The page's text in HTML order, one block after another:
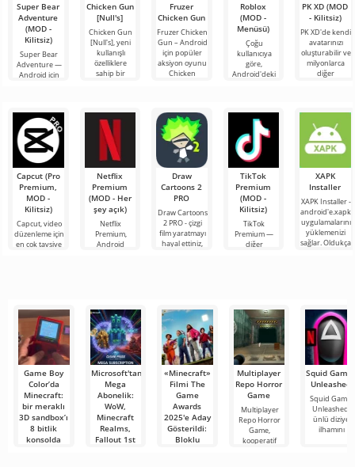
Super Bear
Adventure
(MOD -
Kilitsiz)
Super Bear
Adventure —
Android için
heyecan verici
3D
Chicken Gun
[Null's]
Chicken Gun
[Null's], yeni
kullanışlı
özelliklere
sahip bir
farklı
Fruzer
Chicken Gun
Fruzer Chicken
Gun – Android
için popüler
aksiyon oyunu
Chicken
Roblox
(MOD -
Menüsü)
Çoğu
kullanıcıya
göre,
Android'deki
proje, sınırsız
olanaklarıyla
PK XD (MOD
- Kilitsiz)
PK XD'de kendi
avatarınızı
oluşturabilir ve
milyonlarca
diğer
Capcut (Pro
Premium,
MOD -
Kilitsiz)
Capcut, video
düzenleme için
en çok tavsiye
Netflix
Premium
(MOD - Her
şey açık)
Netflix
Premium,
Android
Draw
Cartoons 2
PRO
Draw Cartoons
2 PRO - çizgi
film yaratmayı
hayal ettiniz,
TikTok
Premium
(MOD -
Kilitsiz)
TikTok
Premium —
diğer
sağlayan
XAPK
Installer
XAPK Installer -
android'e.xapk
uygulamalarını
yüklemenizi
sağlar. Oldukça
Game Boy
Color’da
Minecraft:
bir meraklı
3D sandbox’ı
8 bitlik
konsolda
Microsoft'tan
Mega
Abonelik:
WoW,
Minecraft
Realms,
Fallout 1st
«Minecraft»
Filmi The
Game
Awards
2025'e Aday
Gösterildi:
Bloklu
Multiplayer
Repo Horror
Game
Multiplayer
Repo Horror
Game,
kooperatif
Squid Game:
Unleashed
Squid Game:
Unleashed,
ünlü diziye
ilhamını